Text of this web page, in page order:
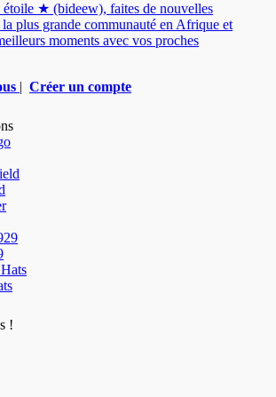
étoile ★ (bideew), faites de nouvelles
la plus grande communauté en Afrique et
moments avec vos proches
| Créer un compte
!